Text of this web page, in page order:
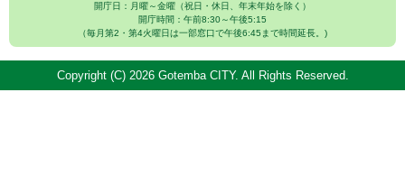
開庁日：月曜～金曜（祝日・休日、年末年始を除く）
開庁時間：午前8:30～午後5:15
（毎月第2・第4火曜日は一部窓口で午後6:45まで時間延長。)
Copyright (C) 2026 Gotemba CITY. All Rights Reserved.